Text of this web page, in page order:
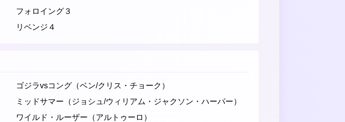
フォロイング３
リベンジ４
ゴジラvsコング（ベン/クリス・チョーク）
ミッドサマー（ジョシュ/ウィリアム・ジャクソン・ハーパー）
ワイルド・ルーザー（アルトゥーロ）